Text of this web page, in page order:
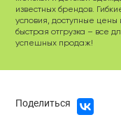
известных брендов.
условия, доступные цены
быстрая отгрузка – все
успешных продаж!
Поделиться